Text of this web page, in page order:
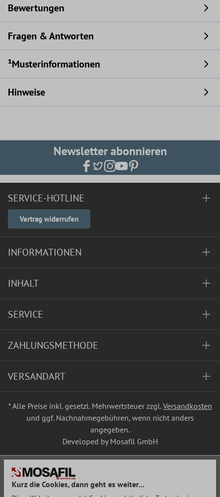
Bewertungen
Fragen & Antworten
¹Musterinformationen
Hinweise
Newsletter abonnieren
SERVICE-HOTLINE
Vertrag widerrufen
INFORMATIONEN
INHALT
SERVICE
ZAHLUNGSMETHODE
VERSANDART
* Alle Preise inkl. gesetzl. Mehrwertsteuer zzgl.Versandkosten
und ggf. Nachnahmegebühren, wenn nicht anders
angegeben.
Developed by Mosafil GmbH
Kurz die Cookies, dann geht es weiter...